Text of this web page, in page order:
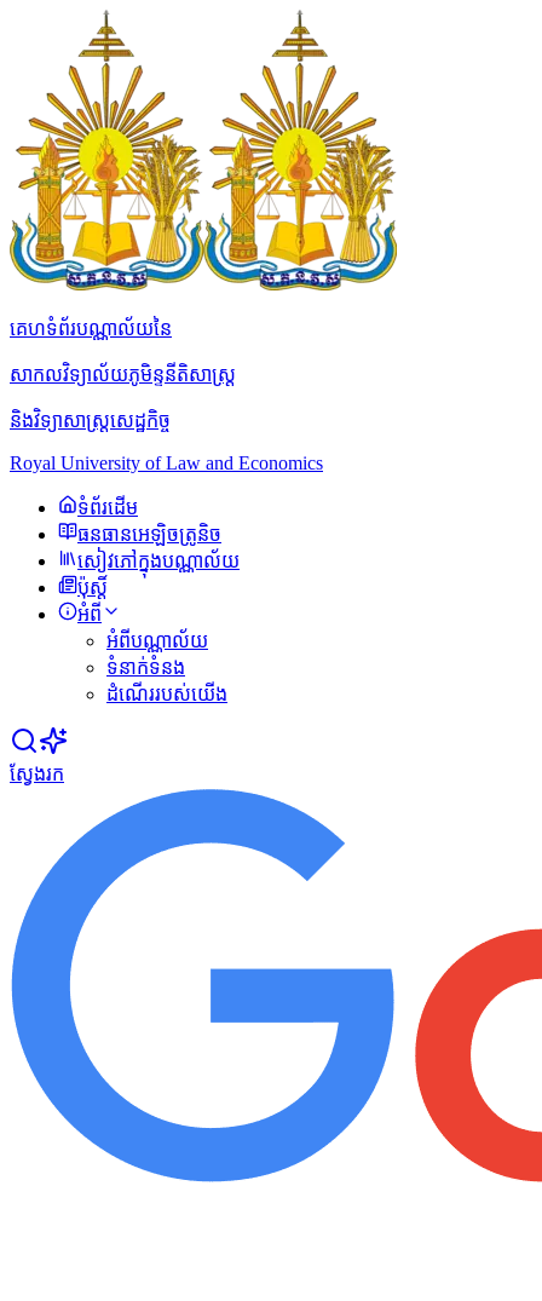
គេហទំព័របណ្ណាល័យនៃ
សាកលវិទ្យាល័យភូមិន្ទនីតិសាស្ត្រ
និងវិទ្យាសាស្ត្រសេដ្ឋកិច្ច
Royal University of Law and Economics
ទំព័រដើម
ធនធានអេឡិចត្រូនិច
សៀវភៅក្នុងបណ្ណាល័យ
ប៉ុស្ដិ៍
អំពី
អំពីបណ្ណាល័យ
ទំនាក់ទំនង
ដំណើររបស់យើង
ស្វែងរក